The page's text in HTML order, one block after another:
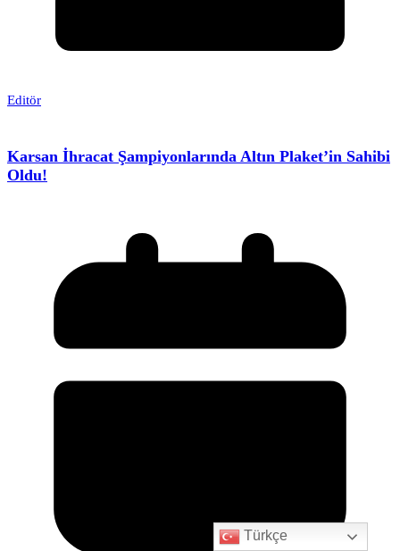
Editör
Karsan İhracat Şampiyonlarında Altın Plaket’in Sahibi
Oldu!
Türkçe